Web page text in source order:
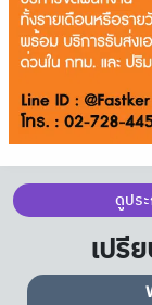
ดูปร
เปรี